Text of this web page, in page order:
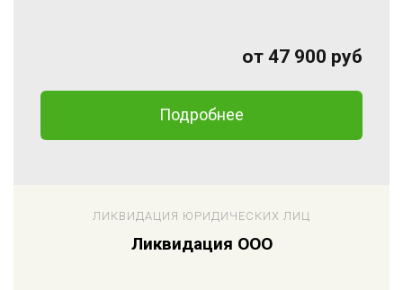
от 47 900 руб
Подробнее
ЛИКВИДАЦИЯ ЮРИДИЧЕСКИХ ЛИЦ
Ликвидация ООО